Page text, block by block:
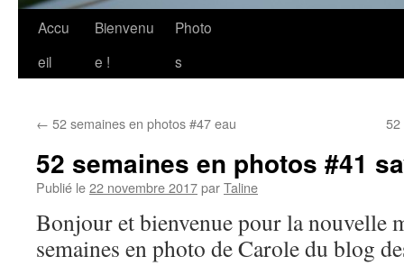
Aller
Accu
eil
Bienvenu
e !
Photo
s
← 52 semaines en photos #47 eau 52
52 semaines en photos #41
Publié le22 novembre 2017parTaline
Bonjour et bienvenue pour la nouvelle
semaines en photo de Carole du blog